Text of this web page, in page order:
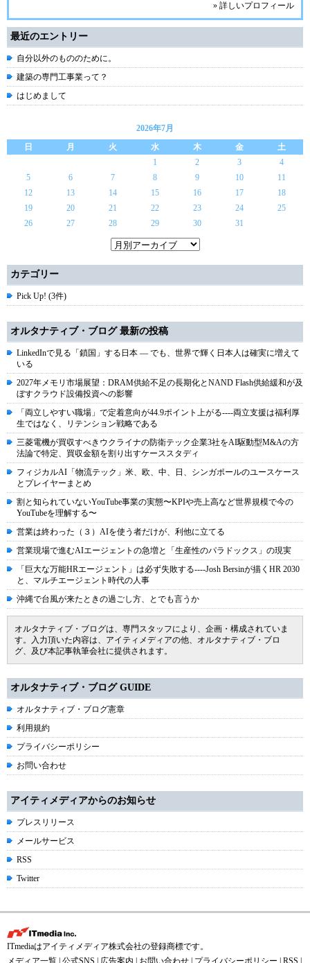
» 詳しいプロフィール
最近のエントリー
自分以外のもののために。
建築の専門工事業って？
はじめまして
2026年7月
日
月 火 水 木 金
土
1
2 3
4
5
6 7 8 9 10
11
12
13 14 15 16 17
18
19
20 21 22 23 24
25
26
27 28 29 30 31
カテゴリー
Pick Up! (3件)
オルタナティブ・ブログ 最新の投稿
LinkedInで見る「鎖国」する日本 ― でも、世界で輝く日本人は確実に増えて
いる
2027年メモリ市場展望：DRAM供給不足の長期化とNAND Flash供給緩和が及
ぼすクラウド設備投資への影響
「両立しやすい職場」で定着意向が44.9ポイント上がる----両立支援は福利厚
生ではなく、リテンション戦略である
三菱電機が買収すべきウクライナの防衛テック企業3社をAI駆動型M&Aの方
法論で特定、買収金額を割り出すケーススタディ
フィジカルAI「物流テック」米、欧、中、日、シンガポールのユースケース
とプレイヤーまとめ
割と知られていないYouTube事業の実態〜KPIや売上高など世界規模で今の
YouTubeを理解する〜
営業は終わった（３）AIを使う者だけが、利他に立てる
営業現場で進むAIエージェントの急増と「生産性のパラドックス」の現実
「巨大な万能HRエージェント」は必ず失敗する----Josh Bersinが描くHR 2030
と、マルチエージェント時代の人事
沖縄で台風が来たときの過ごし方、とでも言うか
オルタナティブ・ブログは、専門スタッフにより、企画・構成されていま
す。入力頂いた内容は、アイティメディアの他、オルタナティブ・ブロ
グ、及び本記事執筆会社に提供されます。
オルタナティブ・ブログ GUIDE
オルタナティブ・ブログ憲章
利用規約
プライバシーポリシー
お問い合わせ
アイティメディアからのお知らせ
プレスリリース
メールサービス
RSS
Twitter
ITmediaはアイティメディア株式会社の登録商標です。